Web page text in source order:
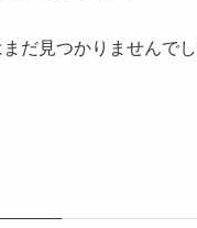
だ見つかりませんでし